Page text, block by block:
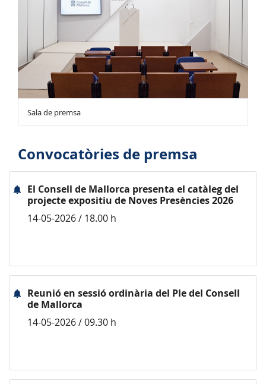
Sala de premsa
Convocatòries de premsa
El Consell de Mallorca presenta el catàleg del
projecte expositiu de Noves Presències 2026
14-05-2026 / 18.00 h
Reunió en sessió ordinària del Ple del Consell
de Mallorca
14-05-2026 / 09.30 h